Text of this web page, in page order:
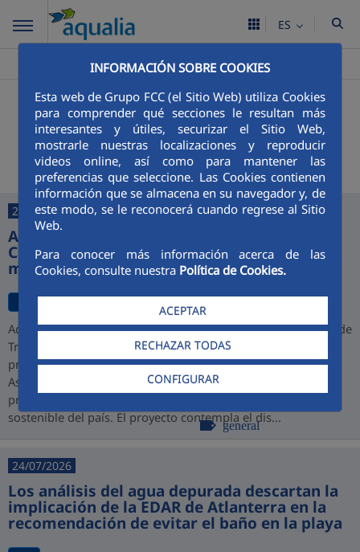
INFORMACIÓN SOBRE COOKIES
Esta web de Grupo FCC (el Sitio Web) utiliza Cookies
para comprender qué secciones le resultan más
interesantes y útiles, securizar el Sitio Web,
mostrarle nuestras localizaciones y reproducir
videos online, así como para mantener las
preferencias que seleccione. Las Cookies contienen
información que se almacena en su navegador y, de
este modo, se le reconocerá cuando regrese al Sitio
Web.
Para conocer más información acerca de las
Cookies, consulte nuestra Política de Cookies.
ACEPTAR
RECHAZAR TODAS
CONFIGURAR
ES
>Ribera Del Fresno >Noticias
+ Buscador
Últimas noticias
27/07/2026
Aqualia desarrollará la depuradora de
Cajamarca y alcanza una cartera de 1.000
millones de euros en Perú
Aqualia ha resultado adjudicataria del proyecto de la Planta de
Tratamiento de Aguas Residuales (PTAR) de Cajamarca,
promovido por PROINVERSIÓN bajo la modalidad de
Asociación Público-Privada (APP), consolidando así su
presencia en Perú y su compromiso con el desarrollo
sostenible del país. El proyecto contempla el dis...
general
24/07/2026
Los análisis del agua depurada descartan la
implicación de la EDAR de Atlanterra en la
recomendación de evitar el baño en la playa